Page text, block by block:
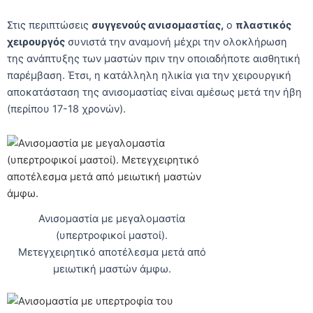
Στις περιπτώσεις συγγενούς ανισομαστίας, ο πλαστικός
χειρουργός συνιστά την αναμονή μέχρι την ολοκλήρωση
της ανάπτυξης των μαστών πριν την οποιαδήποτε αισθητική
παρέμβαση. Έτσι, η κατάλληλη ηλικία για την χειρουργική
αποκατάσταση της ανισομαστίας είναι αμέσως μετά την ήβη
(περίπου 17-18 χρονών).
Ανισομαστία με μεγαλομαστία
(υπερτροφικοί μαστοί).
Μετεγχειρητικό αποτέλεσμα μετά από
μειωτική μαστών άμφω.